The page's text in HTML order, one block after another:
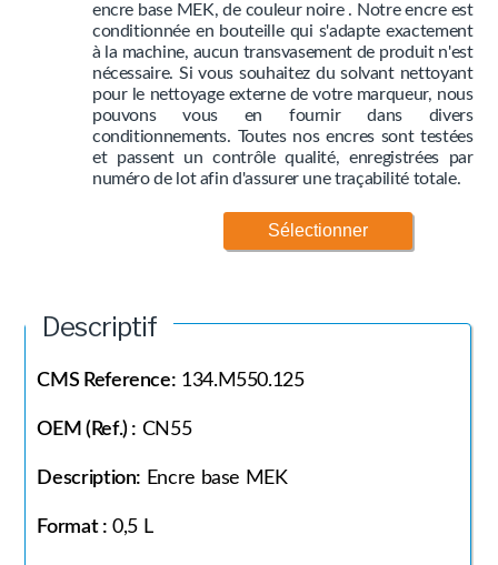
encre base MEK, de couleur noire . Notre encre est
conditionnée en bouteille qui s'adapte exactement
à la machine, aucun transvasement de produit n'est
nécessaire. Si vous souhaitez du solvant nettoyant
pour le nettoyage externe de votre marqueur, nous
pouvons vous en fournir dans divers
conditionnements. Toutes nos encres sont testées
et passent un contrôle qualité, enregistrées par
numéro de lot afin d'assurer une traçabilité totale.
Sélectionner
Descriptif
CMS Reference: 134.M550.125
OEM (Ref.) : CN55
Description: Encre base MEK
Format : 0,5 L